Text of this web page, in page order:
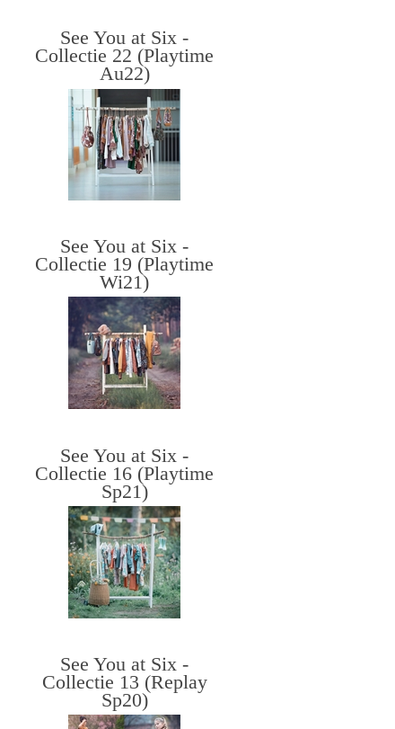
See You at Six -
Collectie 22 (Playtime
Au22)
See You at Six -
Collectie 19 (Playtime
Wi21)
See You at Six -
Collectie 16 (Playtime
Sp21)
See You at Six -
Collectie 13 (Replay
Sp20)